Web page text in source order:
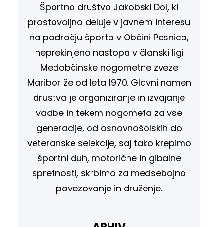
Športno društvo Jakobski Dol, ki
prostovoljno deluje v javnem interesu
na področju športa v Občini Pesnica,
neprekinjeno nastopa v članski ligi
Medobčinske nogometne zveze
Maribor že od leta 1970. Glavni namen
društva je organiziranje in izvajanje
vadbe in tekem nogometa za vse
generacije, od osnovnošolskih do
veteranske selekcije, saj tako krepimo
športni duh, motorične in gibalne
spretnosti, skrbimo za medsebojno
povezovanje in druženje.